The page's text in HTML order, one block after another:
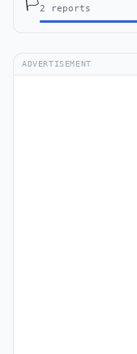
🏳️2 reports
ADVERTISEMENT